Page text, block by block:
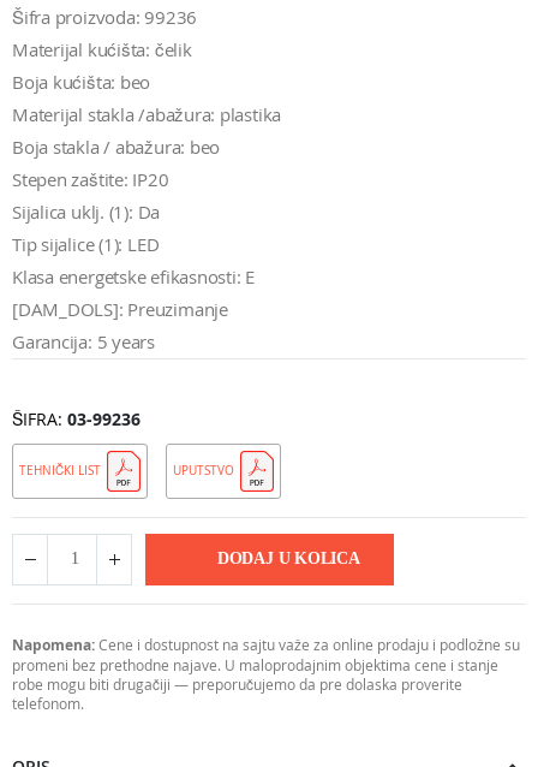
Šifra proizvoda: 99236
Materijal kućišta: čelik
Boja kućišta: beo
Materijal stakla /abažura: plastika
Boja stakla / abažura: beo
Stepen zaštite: IP20
Sijalica uklj. (1): Da
Tip sijalice (1): LED
Klasa energetske efikasnosti: E
[DAM_DOLS]: Preuzimanje
Garancija: 5 years
ŠIFRA 03-99236
TEHNIČKI LIST UPUTSTVO
DODAJ U KOLICA
Napomena:Cene i dostupnost na sajtu važe za online prodaju i podložne su
promeni bez prethodne najave. U maloprodajnim objektima cene i stanje
robe mogu biti drugačiji — preporučujemo da pre dolaska proverite
telefonom.